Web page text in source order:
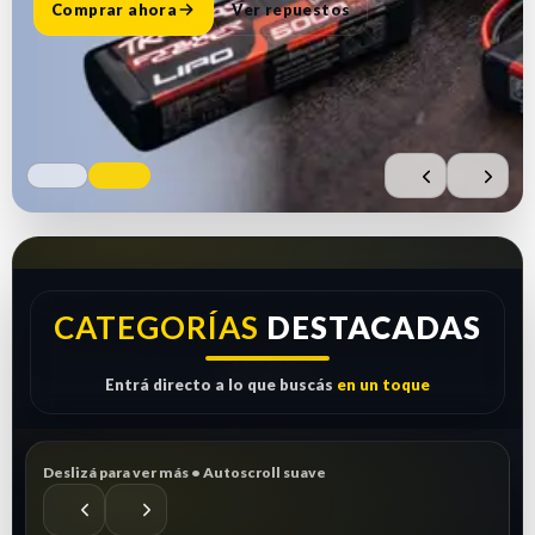
Comprar ahora Ver repuestos
CATEGORÍAS DESTACADAS
Entrá directo a lo que buscás en un toque
Deslizá para ver más • Autoscroll suave